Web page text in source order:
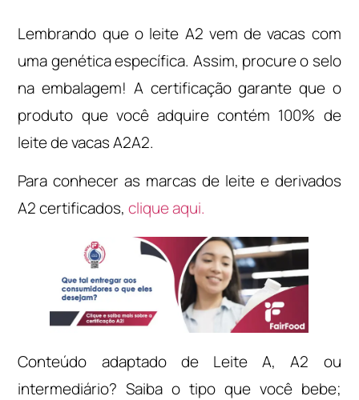
Lembrando que o leite A2 vem de vacas com
uma genética específica. Assim, procure o selo
na embalagem! A certificação garante que o
produto que você adquire contém 100% de
leite de vacas A2A2.
Para conhecer as marcas de leite e derivados
A2 certificados,clique aqui.
Conteúdo adaptado de Leite A, A2 ou
intermediário? Saiba o tipo que você bebe;